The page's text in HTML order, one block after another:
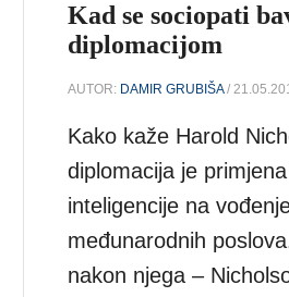
Kad se sociopati
diplomacijom
AUTOR: DAMIR GRUBIŠA/
Kako kaže Harold
diplomacija je
inteligencije na
međunarodnih
nakon njega –